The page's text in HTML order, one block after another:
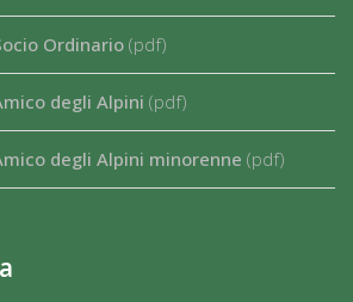
Ordinario (pdf)
degli Alpini (pdf)
degli Alpini minorenne (pdf)